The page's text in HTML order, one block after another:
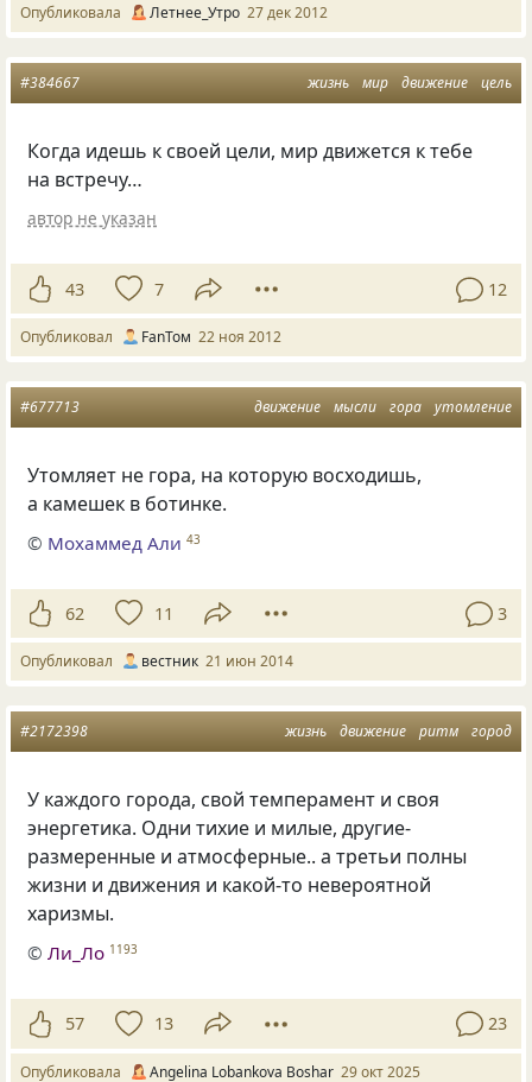
Опубликовала Летнее_Утро 27 дек 2012
жизнь мир движение цель
#384667
Когда идешь к своей цели, мир движется к тебе
на встречу…
автор не указан
43 7 12
Опубликовал FanТом 22 ноя 2012
движение мысли гора утомление
#677713
Утомляет не гора, на которую восходишь,
а камешек в ботинке.
© Мохаммед Али 43
62 11 3
Опубликовал вестник 21 июн 2014
жизнь движение ритм город
#2172398
У каждого города, свой темперамент и своя
энергетика. Одни тихие и милые, другие-
размеренные и атмосферные.. а третьи полны
жизни и движения и какой-то невероятной
харизмы.
©Ли_Ло 1193
57 13 23
Опубликовала Angelina Lobankova Boshar 29 окт 2025